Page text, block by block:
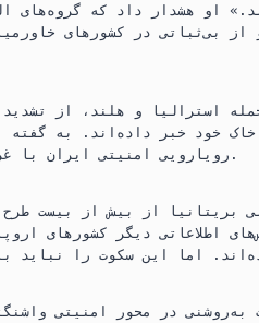
او هشدار داد که گروه‌های
از بی‌ثباتی در کشورهای
استرالیا و هلند، از تشدید
خاک خود خبر داده‌اند. به گفته
رویارویی امنیتی ایران با غرب به خارج از خاورمیانه است.
بریتانیا از بیش از بیست
اطلاعاتی دیگر کشورهای
به‌روشنی در محور امنیتی